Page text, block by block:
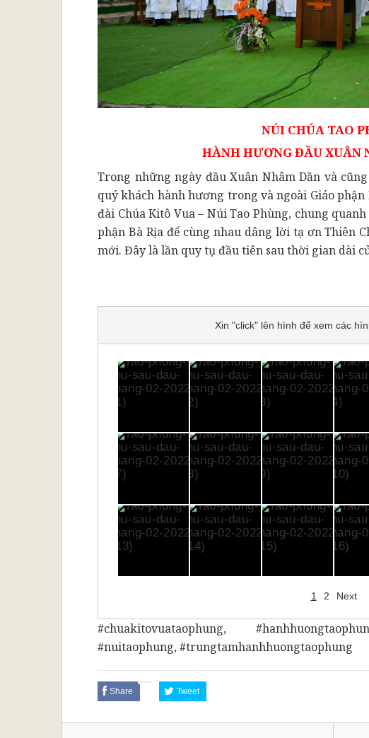
NÚI CHÚA TAO
HÀNH HƯƠNG ĐẦU XUÂN
Trong những ngày đầu Xuân Nhâm Dần và
quý khách hành hương trong và ngoài Giáo
đài Chúa Kitô Vua – Núi Tao Phùng, chung
phận Bà Rịa để cùng nhau dâng lời tạ ơn Thiên
mới. Đây là lần quy tụ đầu tiên sau thời gian dài
Xin "click" lên hình để xem các
1 2 Next
#chuakitovuataophung, #
#nuitaophung, #trungtamhanhhuongtaophung
Share Tweet